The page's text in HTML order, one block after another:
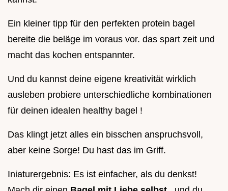
Ein kleiner tipp für den perfekten protein bagel
bereite die beläge im voraus vor. das spart zeit und
macht das kochen entspannter.
Und du kannst deine eigene kreativität wirklich
ausleben probiere unterschiedliche kombinationen
für deinen idealen healthy bagel !
Das klingt jetzt alles ein bisschen anspruchsvoll,
aber keine Sorge! Du hast das im Griff.
Iniaturergebnis: Es ist einfacher, als du denkst!